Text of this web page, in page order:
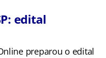
edital
preparou o edital